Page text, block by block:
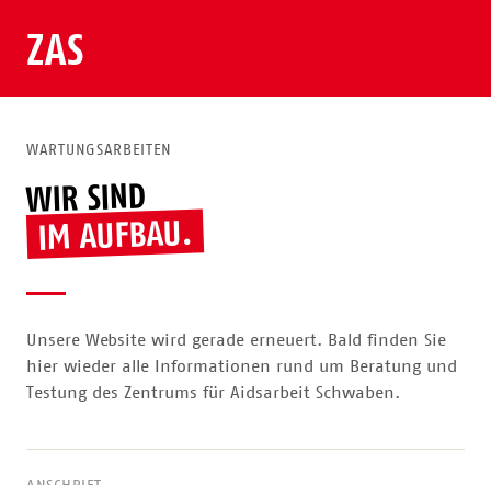
ZAS
WARTUNGSARBEITEN
WIR SIND
IM AUFBAU.
Unsere Website wird gerade erneuert. Bald finden Sie
hier wieder alle Informationen rund um Beratung und
Testung des Zentrums für Aidsarbeit Schwaben.